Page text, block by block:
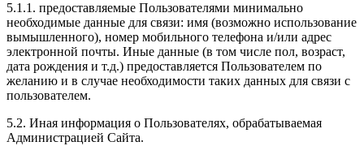
5.1.1. предоставляемые Пользователями минимально
необходимые данные для связи: имя (возможно использование
вымышленного), номер мобильного телефона и/или адрес
электронной почты. Иные данные (в том числе пол, возраст,
дата рождения и т.д.) предоставляется Пользователем по
желанию и в случае необходимости таких данных для связи с
пользователем.
5.2. Иная информация о Пользователях, обрабатываемая
Администрацией Сайта.